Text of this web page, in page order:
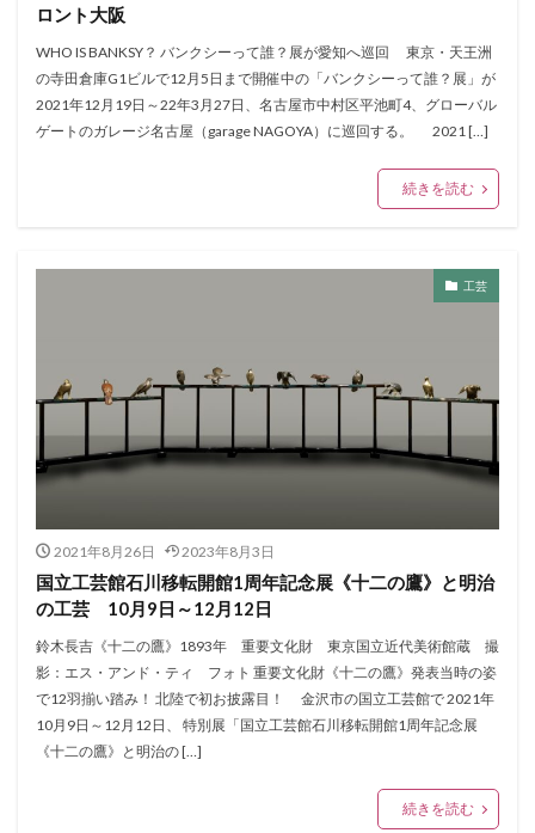
ロント大阪
WHO IS BANKSY？ バンクシーって誰？展が愛知へ巡回 東京・天王洲
の寺田倉庫G1ビルで12月5日まで開催中の「バンクシーって誰？展」が
2021年12月19日～22年3月27日、名古屋市中村区平池町4、グローバル
ゲートのガレージ名古屋（garage NAGOYA）に巡回する。 2021 […]
続きを読む
工芸
2021年8月26日 2023年8月3日
国立工芸館石川移転開館1周年記念展《十二の鷹》と明治
の工芸 10月9日～12月12日
鈴木長吉《十二の鷹》1893年 重要文化財 東京国立近代美術館蔵 撮
影：エス・アンド・ティ フォト 重要文化財《十二の鷹》発表当時の姿
で12羽揃い踏み！ 北陸で初お披露目！ 金沢市の国立工芸館で 2021年
10月9日～12月12日、 特別展「国立工芸館石川移転開館1周年記念展
《十二の鷹》と明治の […]
続きを読む